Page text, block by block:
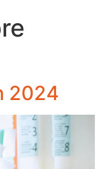
2024